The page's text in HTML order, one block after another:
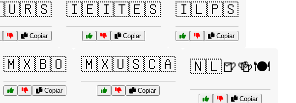
Copiar
🇮🇪🇮🇹🇪🇸
Copiar
🇮🇱🇵🇸
Copiar
🇲🇽🇧🇴
Copiar
🇲🇽🇺🇸🇨🇦
Copiar
🇳🇱🍺🍻🍽️
Copiar